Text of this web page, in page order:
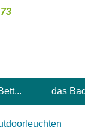
das